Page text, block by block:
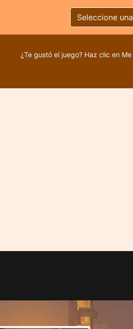
Seleccione
¿Te gustó el juego? Haz clic en